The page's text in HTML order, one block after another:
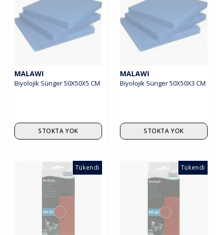
MALAWI
Biyolojik Sünger 50X50X5 CM
STOKTA YOK
MALAWI
Biyolojik Sünger 50X50X3 CM
STOKTA YOK
Tükendi Tükendi